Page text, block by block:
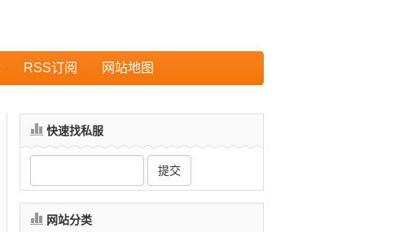
RSS订阅 网站地图
快速找私服
网站分类